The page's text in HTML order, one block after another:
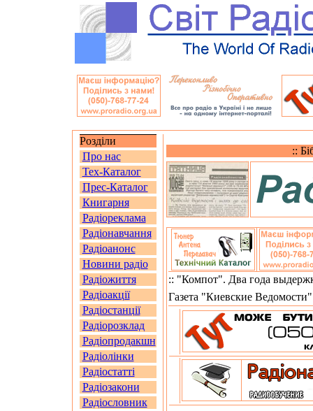
Розділи
Про нас
Тех-Каталог
Прес-Каталог
Книгарня
Радіореклама
Радіонавчання
Радіоанонс
Новини радіо
Радіожиття
Радіоакції
Радіостанції
Радіорозклад
Радіопродакшн
Радіолінки
Радіостатті
Радіозакони
Радіословник
::
:: "Компот". Два года
Газета "Киевские